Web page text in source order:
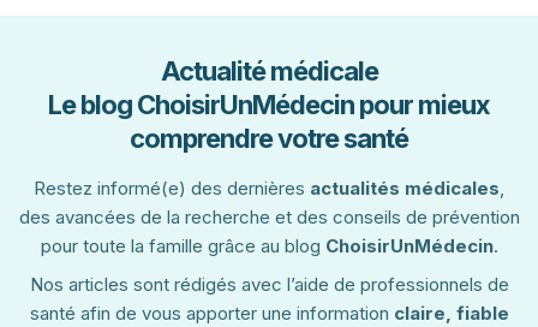
Actualité médicale
Le blog ChoisirUnMédecin pour mieux
comprendre votre santé
Restez informé(e) des dernières actualités médicales,
des avancées de la recherche et des conseils de prévention
pour toute la famille grâce au blog ChoisirUnMédecin.
Nos articles sont rédigés avec l’aide de professionnels de
santé afin de vous apporter une information claire, fiable